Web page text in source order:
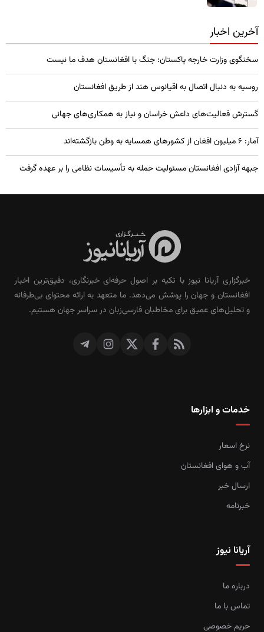
آخرین اخبار
سخنگوی وزارت خارجه پاکستان: جنگ با افغانستان هدف ما نیست
روسیه به دنبال اتصال به اقیانوس هند از طریق افغانستان
گسترش فعالیت‌های داعش خراسان و نیاز به همکاری‌های جهانی
آمار: ۶ میلیون افغان از کشورهای همسایه به وطن بازگشته‌اند
جبهه آزادی افغانستان مسئولیت حمله به تأسیسات نظامی را بر عهده گرفت
خبرگزاری آریانا نیوز با تکیه بر اصول حرفه‌ای خبرنگاری، دقیق‌ترین اخبار
افغانستان و جهان را پوشش می‌دهد. ما متعهد به ارائه محتوای بی‌طرفانه
و تحلیل‌های عمیق برای مخاطبان فارسی‌زبان در سراسر جهان هستیم.
خدمات و ابزارها
نرخ اسعار
آب و هوای افغانستان
ارسال خبر
خبرنامه
آریانا نیوز
درباره ما
تماس با ما
حریم خصوصی